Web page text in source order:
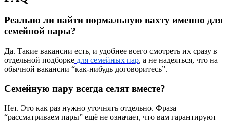
Реально ли найти нормальную вахту именно для
семейной пары?
Да. Такие вакансии есть, и удобнее всего смотреть их сразу в
отдельной подборке для семейных пар, а не надеяться, что на
обычной вакансии “как-нибудь договоритесь”.
Семейную пару всегда селят вместе?
Нет. Это как раз нужно уточнять отдельно. Фраза
“рассматриваем пары” ещё не означает, что вам гарантируют